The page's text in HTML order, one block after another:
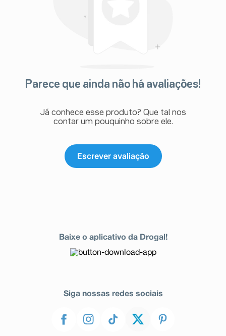
Parece que ainda não há avaliações!
Já conhece esse produto? Que tal nos
contar um pouquinho sobre ele.
Escrever avaliação
Baixe o aplicativo da Drogal!
Siga nossas redes sociais